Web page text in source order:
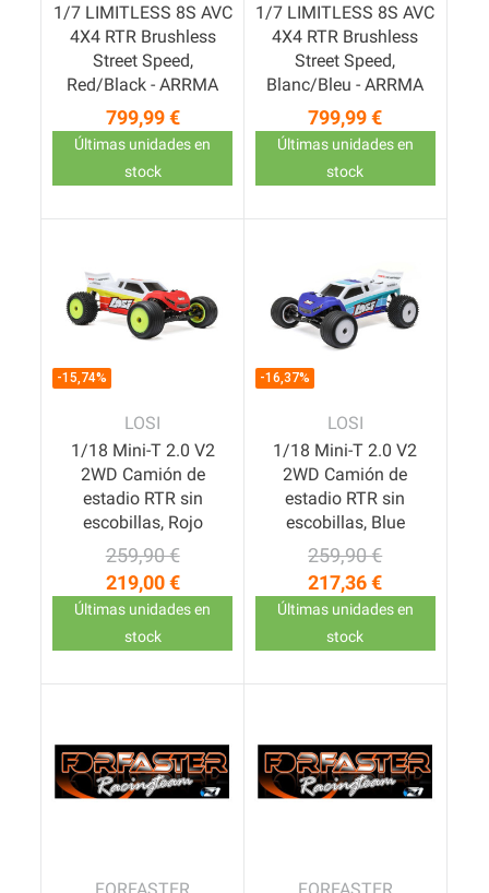
1/7 LIMITLESS 8S AVC
4X4 RTR Brushless
Street Speed,
Red/Black - ARRMA
Precio
799,99 €
Últimas unidades en
stock
1/7 LIMITLESS 8S AVC
4X4 RTR Brushless
Street Speed,
Blanc/Bleu - ARRMA
Precio
799,99 €
Últimas unidades en
stock
-15,74%
LOSI
1/18 Mini-T 2.0 V2
2WD Camión de
estadio RTR sin
escobillas, Rojo
Precio base
259,90 €
Precio
219,00 €
Últimas unidades en
stock
-16,37%
LOSI
1/18 Mini-T 2.0 V2
2WD Camión de
estadio RTR sin
escobillas, Blue
Precio base
259,90 €
Precio
217,36 €
Últimas unidades en
stock